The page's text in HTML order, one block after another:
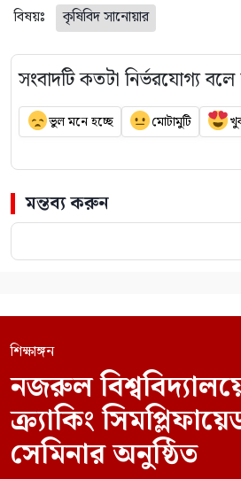
বিষয়ঃ কৃষিবিদ সানোয়ার
সংবাদটি কতটা নির্ভরযোগ্য
ভুল মনে হচ্ছে মোটামুটি
মন্তব্য করুন
শিক্ষাঙ্গন
নজরুল
ক্র্যাকিং
সেমিনার অনুষ্ঠিত